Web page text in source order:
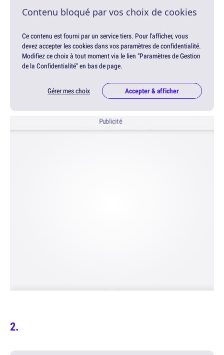
Contenu bloqué par vos choix de cookies
Ce contenu est fourni par un service tiers. Pour l'afficher, vous
devez accepter les cookies dans vos paramètres de confidentialité.
Modifiez ce choix à tout moment via le lien "Paramètres de Gestion
de la Confidentialité" en bas de page.
Gérer mes choix Accepter & afficher
Publicité